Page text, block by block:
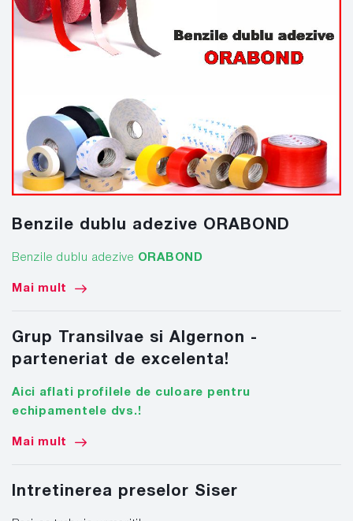
Benzile dublu adezive ORABOND
Benzile dublu adezive ORABOND
Mai mult
Grup Transilvae si Algernon -
parteneriat de excelenta!
Aici aflati profilele de culoare pentru
echipamentele dvs.!
Mai mult
Intretinerea preselor Siser